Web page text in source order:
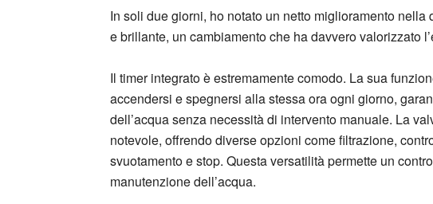
In soli due giorni, ho notato un netto miglioramento
e brillante, un cambiamento che ha davvero valorizzato
Il timer integrato è estremamente comodo. La sua
accendersi e spegnersi alla stessa ora ogni giorno,
dell’acqua senza necessità di intervento manuale. La
notevole, offrendo diverse opzioni come filtrazione,
svuotamento e stop. Questa versatilità permette un
manutenzione dell’acqua.